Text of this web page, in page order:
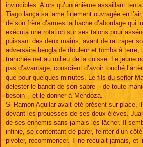
invincibles. Alors qu’un énième assaillant tenta
Tiago lança sa lame finement ouvragée en
de son frère d’armes la hache d’abordage qui
exécuta une rotation sur ses talons pour
puissant des deux mains, avant de rattraper
adversaire beugla de douleur et tomba à terre,
tranchée net au milieu de la cuisse. Le jeune
pas d’avantage, conscient d’avoir touché
que pour quelques minutes. Le fils du señor
délester le bandit de son sabre – de toute
besoin – et le donner à Mendoza.
Si Ramón Aguilar avait été présent sur place, il
devant les prouesses de ses deux élèves.
de ses ennemis sans jamais les lâcher. Il
infinie, se contentant de parer, feinter d’un côté
pivoter, recommencer. Il ne reculait jamais, et